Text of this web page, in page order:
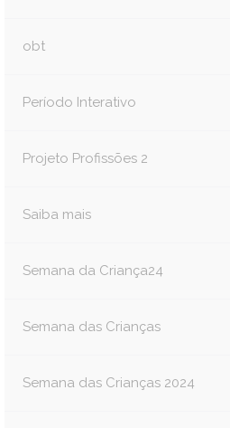
obt
Período Interativo
Projeto Profissões 2
Saiba mais
Semana da Criança24
Semana das Crianças
Semana das Crianças 2024